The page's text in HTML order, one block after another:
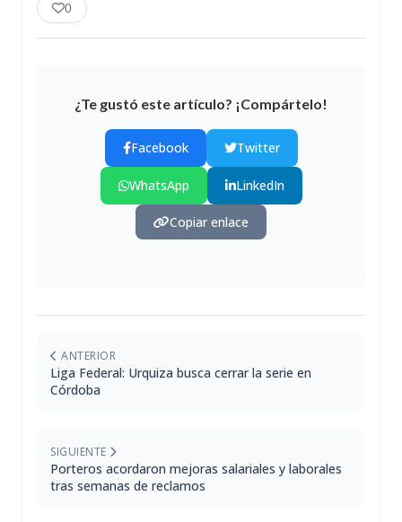
0
¿Te gustó este artículo? ¡Compártelo!
Facebook Twitter
WhatsApp LinkedIn
Copiar enlace
ANTERIOR
Liga Federal: Urquiza busca cerrar la serie en
Córdoba
SIGUIENTE
Porteros acordaron mejoras salariales y laborales
tras semanas de reclamos